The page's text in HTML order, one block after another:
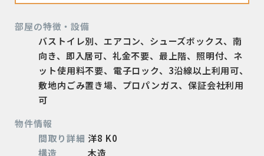
部屋の特徴・設備
バストイレ別、エアコン、シューズボックス、南
向き、即入居可、礼金不要、最上階、照明付、ネ
ット使用料不要、電子ロック、3沿線以上利用可、
敷地内ごみ置き場、プロパンガス、保証会社利用
可
物件情報
間取り詳細 洋8 K0
構造
木造